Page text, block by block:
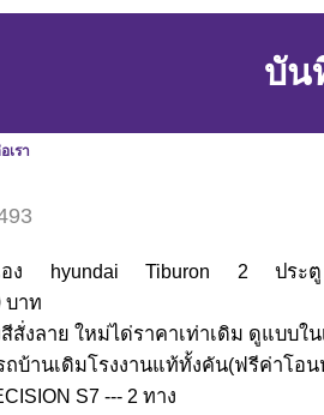
บัน
เรา
เอง hyundai Tiburon 2 ประตู
บาท
สั่งลาย ใหม่ได่ราคาเท่าเดิม ดูแบบใ
ถบ้านเดิมโรงงานแท้ทั้งคัน(ฟรีค่าโอ
S7 --- 2 ทาง